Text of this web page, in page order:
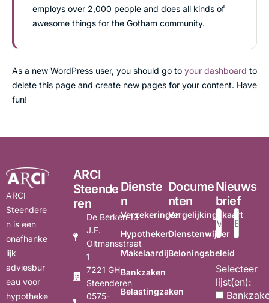
employs over 2,000 people and does all kinds of
awesome things for the Gotham community.
As a new WordPress user, you should go to your dashboard to
delete this page and create new pages for your content. Have
fun!
ARCI
Steendere
n is een
onafhanke
lijk
adviesbur
eau voor
hypotheke
ARCI
Steende
ren
De Berken 13
J.F.
Oltmansstraat
1
7221 GH
Steenderen
0575-
Dienste
n
Verzekeringen
Hypotheken
Makelaardij
Bankzaken
Belastingzaken
Docume
nten
Vergelijkingskaart
Dienstenwijzer
Beloningsbeleid
Nieuws
brief
Selecteer
lijst(en):